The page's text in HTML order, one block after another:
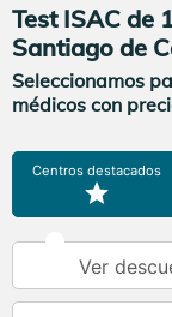
Test ISAC de
Santiago de
Seleccionamos
médicos con
Centros destacados
Ver